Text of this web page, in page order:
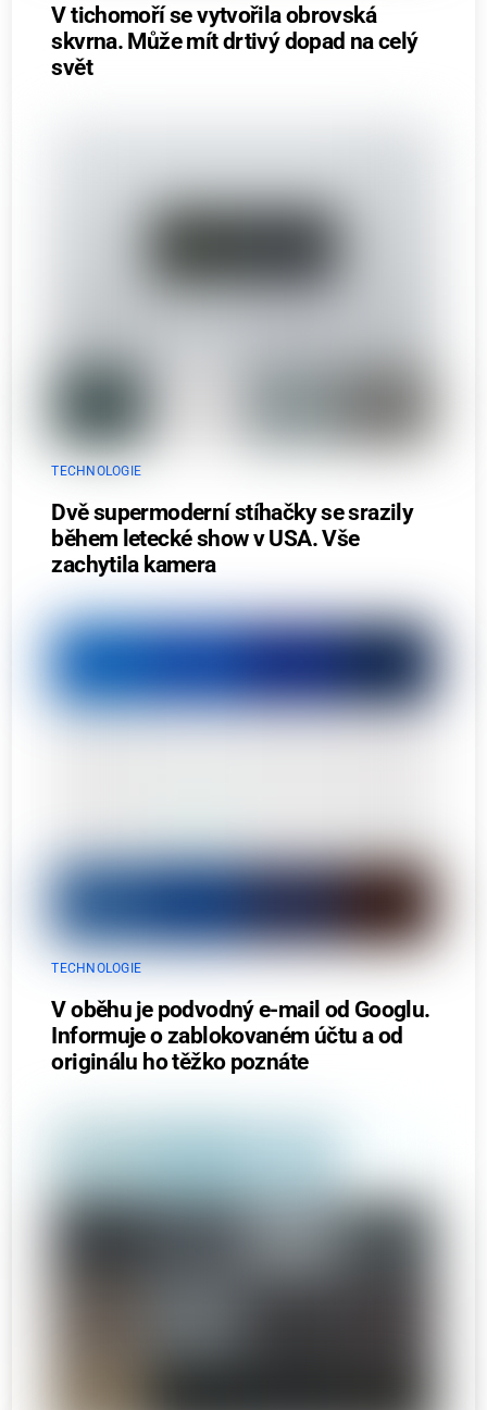
V tichomoří se vytvořila obrovská
skvrna. Může mít drtivý dopad na celý
svět
TECHNOLOGIE
Dvě supermoderní stíhačky se srazily
během letecké show v USA. Vše
zachytila kamera
TECHNOLOGIE
V oběhu je podvodný e-mail od Googlu.
Informuje o zablokovaném účtu a od
originálu ho těžko poznáte